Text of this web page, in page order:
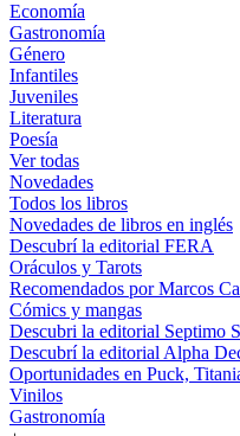
Economía
Gastronomía
Género
Infantiles
Juveniles
Literatura
Poesía
Ver todas
Novedades
Todos los libros
Novedades de libros en inglés
Descubrí la editorial FERA
Oráculos y Tarots
Recomendados por Marcos
Cómics y mangas
Descubri la editorial Septimo
Descubrí la editorial Alpha
Oportunidades en Puck,
Vinilos
Gastronomía